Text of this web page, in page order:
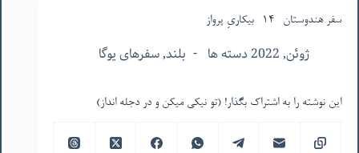
سفر هندوستان -١۴- بیکاریِ پرواز
ژوئن, 2022 دسته ها بلند,سفرهای یوگا
این نوشته را به اشتراک بگذار! (تو نیکی میکن و در دجله انداز)